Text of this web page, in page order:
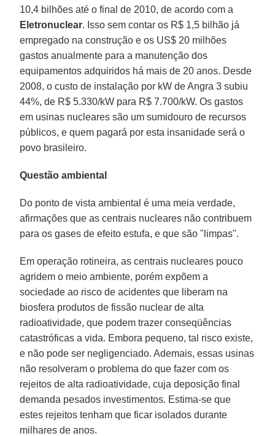
10,4 bilhões até o final de 2010, de acordo com a
Eletronuclear. Isso sem contar os R$ 1,5 bilhão já
empregado na construção e os US$ 20 milhões
gastos anualmente para a manutenção dos
equipamentos adquiridos há mais de 20 anos. Desde
2008, o custo de instalação por kW de Angra 3 subiu
44%, de R$ 5.330/kW para R$ 7.700/kW. Os gastos
em usinas nucleares são um sumidouro de recursos
públicos, e quem pagará por esta insanidade será o
povo brasileiro.
Questão ambiental
Do ponto de vista ambiental é uma meia verdade,
afirmações que as centrais nucleares não contribuem
para os gases de efeito estufa, e que são "limpas".
Em operação rotineira, as centrais nucleares pouco
agridem o meio ambiente, porém expõem a
sociedade ao risco de acidentes que liberam na
biosfera produtos de fissão nuclear de alta
radioatividade, que podem trazer conseqüências
catastróficas a vida. Embora pequeno, tal risco existe,
e não pode ser negligenciado. Ademais, essas usinas
não resolveram o problema do que fazer com os
rejeitos de alta radioatividade, cuja deposição final
demanda pesados investimentos. Estima-se que
estes rejeitos tenham que ficar isolados durante
milhares de anos.